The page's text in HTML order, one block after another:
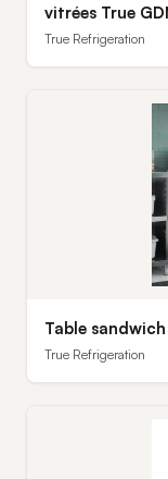
vitrées True
True Refrigeration
Table
True Refrigeration